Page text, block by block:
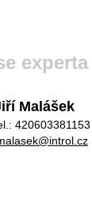
experta
Malášek
420603381153